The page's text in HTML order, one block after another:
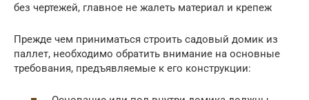
без чертежей, главное не жалеть материал и крепеж
Прежде чем приниматься строить садовый домик из
паллет, необходимо обратить внимание на основные
требования, предъявляемые к его конструкции: